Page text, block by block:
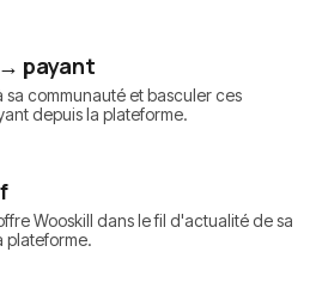
payant
communauté et basculer ces
depuis la plateforme.
Wooskill dans le fil d'actualité de sa
plateforme.